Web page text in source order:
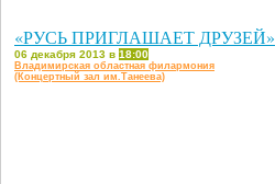
«РУСЬ ПРИГЛАШАЕТ ДРУЗЕЙ»
06 декабря 2013 в 18:00
Владимирская областная филармония
(Концертный зал им.Танеева)